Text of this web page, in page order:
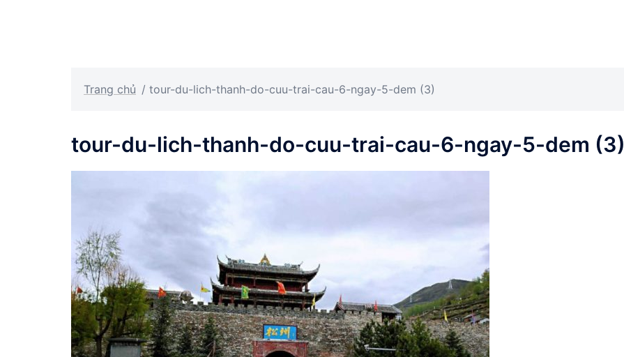
Trang chủ / tour-du-lich-thanh-do-cuu-trai-cau-6-ngay-5-dem (3)
tour-du-lich-thanh-do-cuu-trai-cau-6-ngay-5-dem (3)